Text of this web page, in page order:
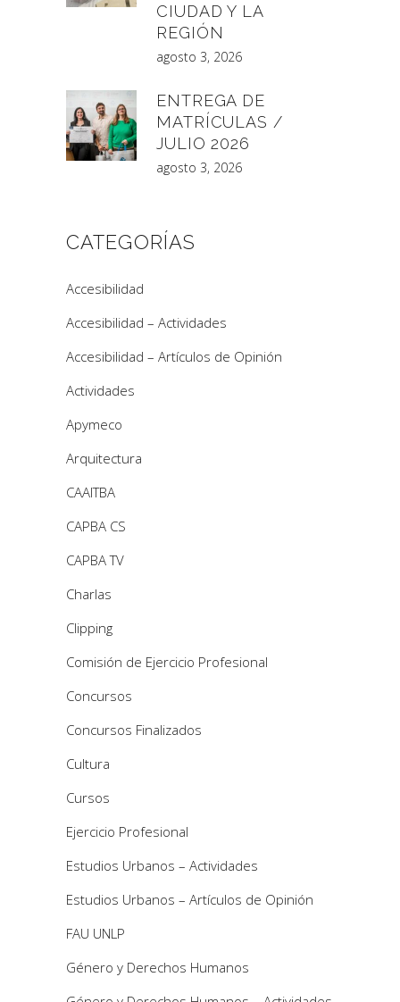
CIUDAD Y LA
REGIÓN
agosto 3, 2026
ENTREGA DE
MATRÍCULAS /
JULIO 2026
agosto 3, 2026
CATEGORÍAS
Accesibilidad
Accesibilidad – Actividades
Accesibilidad – Artículos de Opinión
Actividades
Apymeco
Arquitectura
CAAITBA
CAPBA CS
CAPBA TV
Charlas
Clipping
Comisión de Ejercicio Profesional
Concursos
Concursos Finalizados
Cultura
Cursos
Ejercicio Profesional
Estudios Urbanos – Actividades
Estudios Urbanos – Artículos de Opinión
FAU UNLP
Género y Derechos Humanos